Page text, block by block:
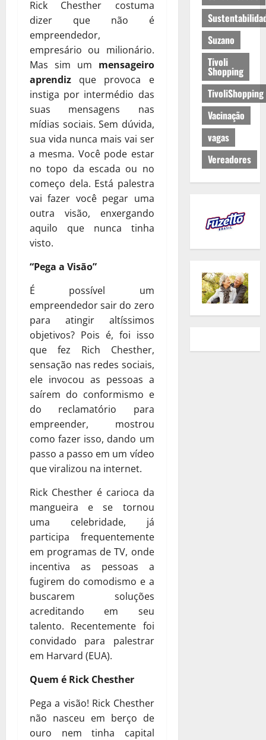
Rick Chesther costuma
dizer que não é
empreendedor,
empresário ou milionário.
Mas sim um mensageiro
aprendiz que provoca e
instiga por intermédio das
suas mensagens nas
mídias sociais. Sem dúvida,
sua vida nunca mais vai ser
a mesma. Você pode estar
no topo da escada ou no
começo dela. Está palestra
vai fazer você pegar uma
outra visão, enxergando
aquilo que nunca tinha
visto.
“Pega a Visão”
É possível um
empreendedor sair do zero
para atingir altíssimos
objetivos? Pois é, foi isso
que fez Rich Chesther,
sensação nas redes sociais,
ele invocou as pessoas a
saírem do conformismo e
do reclamatório para
empreender, mostrou
como fazer isso, dando um
passo a passo em um vídeo
que viralizou na internet.
Rick Chesther é carioca da
mangueira e se tornou
uma celebridade, já
participa frequentemente
em programas de TV, onde
incentiva as pessoas a
fugirem do comodismo e a
buscarem soluções
acreditando em seu
talento. Recentemente foi
convidado para palestrar
em Harvard (EUA).
Quem é Rick Chesther
Pega a visão! Rick Chesther
não nasceu em berço de
ouro nem tinha capital
Suzano
Tivoli
Shopping
TivoliShopping
Vacinação
vagas
Vereadores